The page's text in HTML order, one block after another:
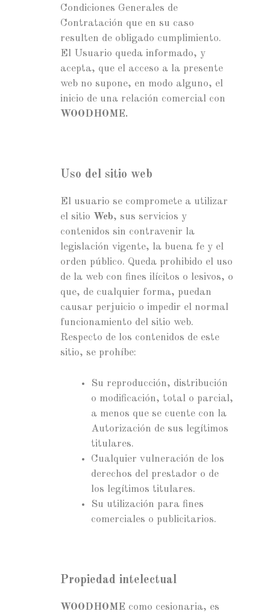
Condiciones Generales de
Contratación que en su caso
resulten de obligado cumplimiento.
El Usuario queda informado, y
acepta, que el acceso a la presente
web no supone, en modo alguno, el
inicio de una relación comercial con
WOODHOME.
Uso del sitio web
El usuario se compromete a utilizar
el sitio Web, sus servicios y
contenidos sin contravenir la
legislación vigente, la buena fe y el
orden público. Queda prohibido el uso
de la web con fines ilícitos o lesivos, o
que, de cualquier forma, puedan
causar perjuicio o impedir el normal
funcionamiento del sitio web.
Respecto de los contenidos de este
sitio, se prohíbe:
Su reproducción, distribución
o modificación, total o parcial,
a menos que se cuente con la
Autorización de sus legítimos
titulares.
Cualquier vulneración de los
derechos del prestador o de
los legítimos titulares.
Su utilización para fines
comerciales o publicitarios.
Propiedad intelectual
WOODHOME como cesionaria, es